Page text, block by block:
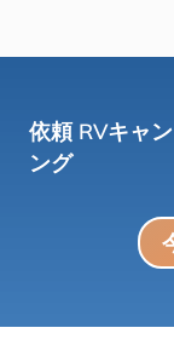
依頼 RVキャ
ング